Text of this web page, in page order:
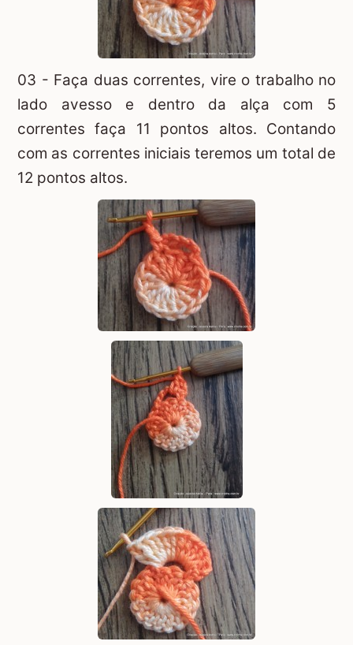
03 - Faça duas correntes, vire o trabalho no
lado avesso e dentro da alça com 5
correntes faça 11 pontos altos. Contando
com as correntes iniciais teremos um total de
12 pontos altos.